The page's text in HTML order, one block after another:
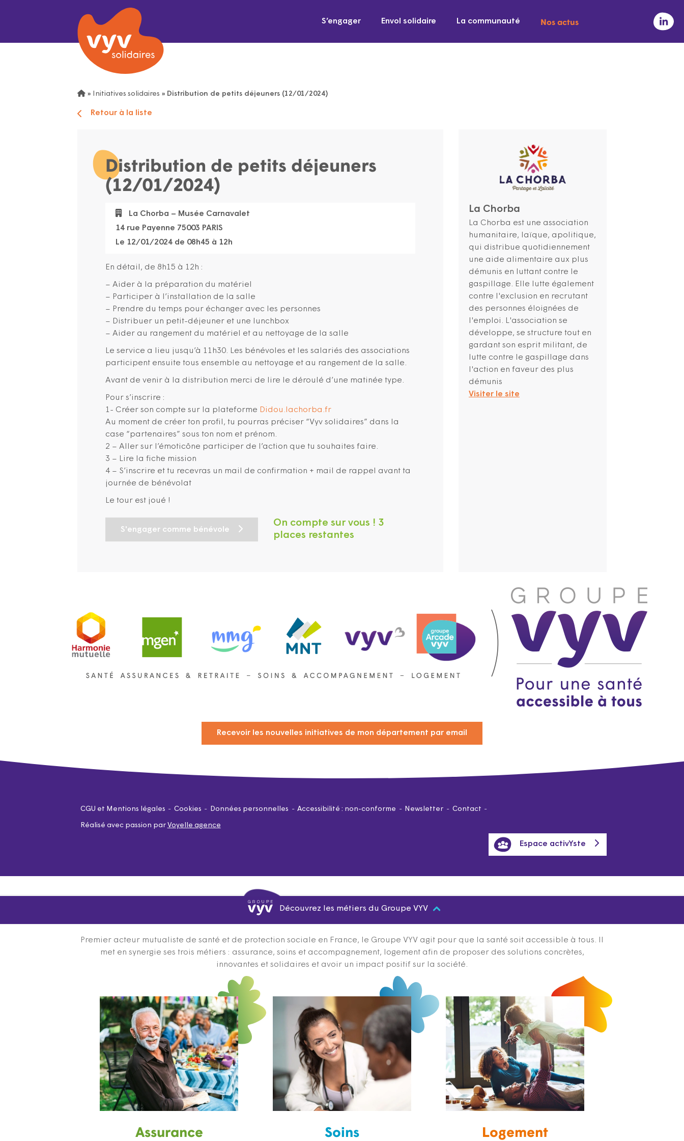
S’engager Envol solidaire La communauté Nos actus
» Initiatives solidaires » Distribution de petits déjeuners (12/01/2024)
Retour à la liste
Distribution de petits déjeuners
(12/01/2024)
La Chorba – Musée Carnavalet
14 rue Payenne 75003 PARIS
Le 12/01/2024 de 08h45 à 12h
En détail, de 8h15 à 12h :
– Aider à la préparation du matériel
– Participer à l’installation de la salle
– Prendre du temps pour échanger avec les personnes
– Distribuer un petit-déjeuner et une lunchbox
– Aider au rangement du matériel et au nettoyage de la salle
Le service a lieu jusqu’à 11h30. Les bénévoles et les salariés des associations
participent ensuite tous ensemble au nettoyage et au rangement de la salle.
Avant de venir à la distribution merci de lire le déroulé d’une matinée type.
Pour s’inscrire :
1- Créer son compte sur la plateforme Didou.lachorba.fr
Au moment de créer ton profil, tu pourras préciser “Vyv solidaires” dans la
case “partenaires” sous ton nom et prénom.
2 – Aller sur l’émoticône participer de l’action que tu souhaites faire.
3 – Lire la fiche mission
4 – S’inscrire et tu recevras un mail de confirmation + mail de rappel avant ta
journée de bénévolat
Le tour est joué !
S'engager comme bénévole
On compte sur vous ! 3
places restantes
La Chorba
La Chorba est une association
humanitaire, laïque, apolitique,
qui distribue quotidiennement
une aide alimentaire aux plus
démunis en luttant contre le
gaspillage. Elle lutte également
contre l'exclusion en recrutant
des personnes éloignées de
l'emploi. L'association se
développe, se structure tout en
gardant son esprit militant, de
lutte contre le gaspillage dans
l'action en faveur des plus
démunis
Visiter le site
Recevoir les nouvelles initiatives de mon département par email
CGU et Mentions légales Cookies Données personnelles Accessibilité : non-conforme Newsletter Contact
Réalisé avec passion par Voyelle agence
Espace activYste
Découvrez les métiers du Groupe VYV
Premier acteur mutualiste de santé et de protection sociale en France, le Groupe VYV agit pour que la santé soit accessible à tous. Il
met en synergie ses trois métiers : assurance, soins et accompagnement, logement afin de proposer des solutions concrètes,
innovantes et solidaires et avoir un impact positif sur la société.
Assurance
Soins
Logement